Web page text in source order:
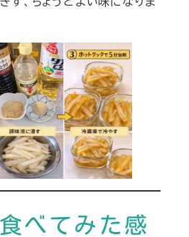
べてみた感